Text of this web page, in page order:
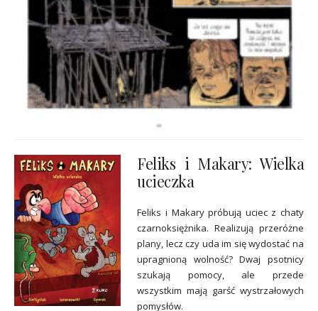
Feliks i Makary: Wielka
ucieczka
Feliks i Makary próbują uciec z chaty
czarnoksiężnika. Realizują przeróżne
plany, lecz czy uda im się wydostać na
upragnioną wolność? Dwaj psotnicy
szukają pomocy, ale przede
wszystkim mają garść wystrzałowych
pomysłów.